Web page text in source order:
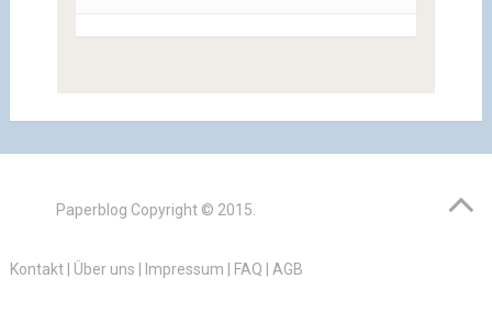
Paperblog Copyright © 2015.
Kontakt| Über uns Impressum FAQ AGB